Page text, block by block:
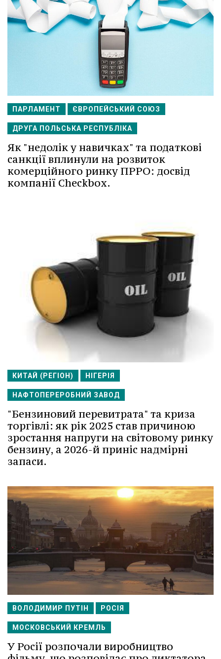
ПАРЛАМЕНТ ЄВРОПЕЙСЬКИЙ СОЮЗ
ДРУГА ПОЛЬСЬКА РЕСПУБЛІКА
Як "недолік у навичках" та податкові
санкції вплинули на розвиток
комерційного ринку ПРРО: досвід
компанії Checkbox.
КИТАЙ (РЕГІОН) НІГЕРІЯ
НАФТОПЕРЕРОБНИЙ ЗАВОД
"Бензиновий перевитрата" та криза
торгівлі: як рік 2025 став причиною
зростання напруги на світовому ринку
бензину, а 2026-й приніс надмірні
запаси.
ВОЛОДИМИР ПУТІН РОСІЯ
МОСКОВСЬКИЙ КРЕМЛЬ
У Росії розпочали виробництво